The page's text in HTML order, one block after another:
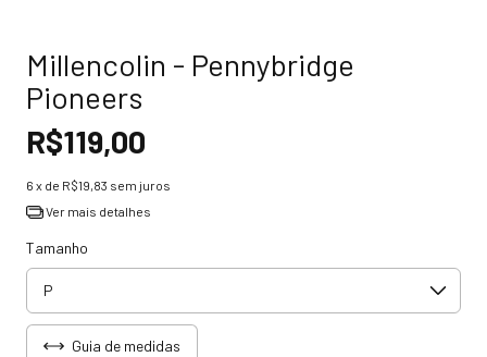
Millencolin - Pennybridge
Pioneers
R$119,00
6 x de R$19,83 sem juros
Ver mais detalhes
Tamanho
Guia de medidas